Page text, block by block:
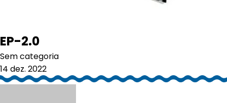
EP-2.0
Sem categoria
14 dez. 2022